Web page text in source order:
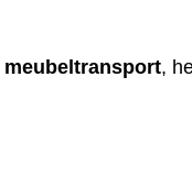
meubeltransport,